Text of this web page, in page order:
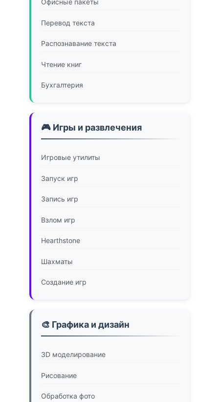
Офисные пакеты
Перевод текста
Распознавание текста
Чтение книг
Бухгалтерия
🎮 Игры и развлечения
Игровые утилиты
Запуск игр
Запись игр
Взлом игр
Hearthstone
Шахматы
Создание игр
🎨 Графика и дизайн
3D моделирование
Рисование
Обработка фото